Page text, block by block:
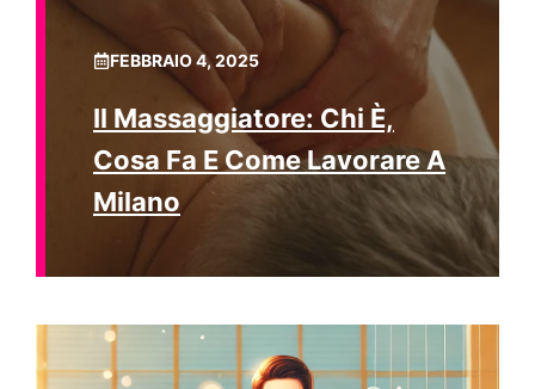
FEBBRAIO 4, 2025
Il Massaggiatore: Chi È,
Cosa Fa E Come Lavorare A
Milano